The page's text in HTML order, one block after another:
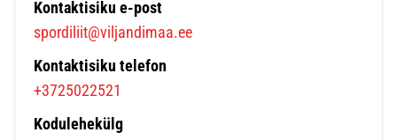
Kontaktisiku e-post
spordiliit@viljandimaa.ee
Kontaktisiku telefon
+3725022521
Kodulehekülg